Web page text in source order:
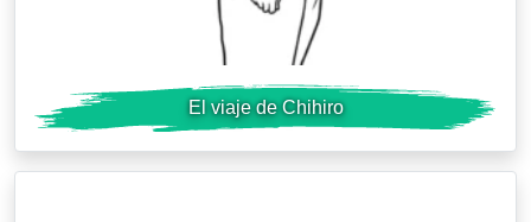
El viaje de Chihiro